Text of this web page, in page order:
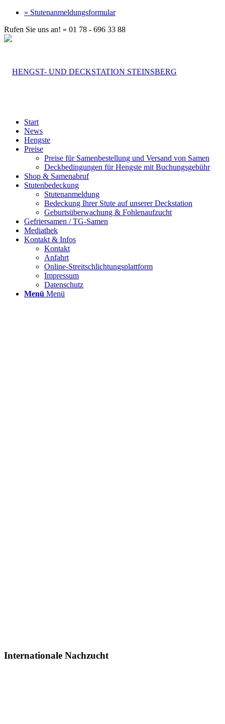
» Stutenanmeldungsformular
Rufen Sie uns an! » 01 78 - 696 33 88
Start
News
Hengste
Preise
Preise für Samenbestellung und Versand von Samen
Deckbedingungen für Hengste mit Buchungsgebühr
Shop & Samenabruf
Stutenbedeckung
Stutenanmeldung
Bedeckung Ihrer Stute auf unserer Deckstation
Geburtsüberwachung & Fohlenaufzucht
Gefriersamen / TG-Samen
Mediathek
Kontakt & Infos
Kontakt
Anfahrt
Online-Streitschlichtungsplattform
Impressum
Datenschutz
Menü Menü
Internationale Nachzucht